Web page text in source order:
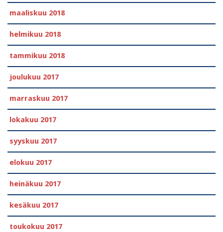
maaliskuu 2018
helmikuu 2018
tammikuu 2018
joulukuu 2017
marraskuu 2017
lokakuu 2017
syyskuu 2017
elokuu 2017
heinäkuu 2017
kesäkuu 2017
toukokuu 2017